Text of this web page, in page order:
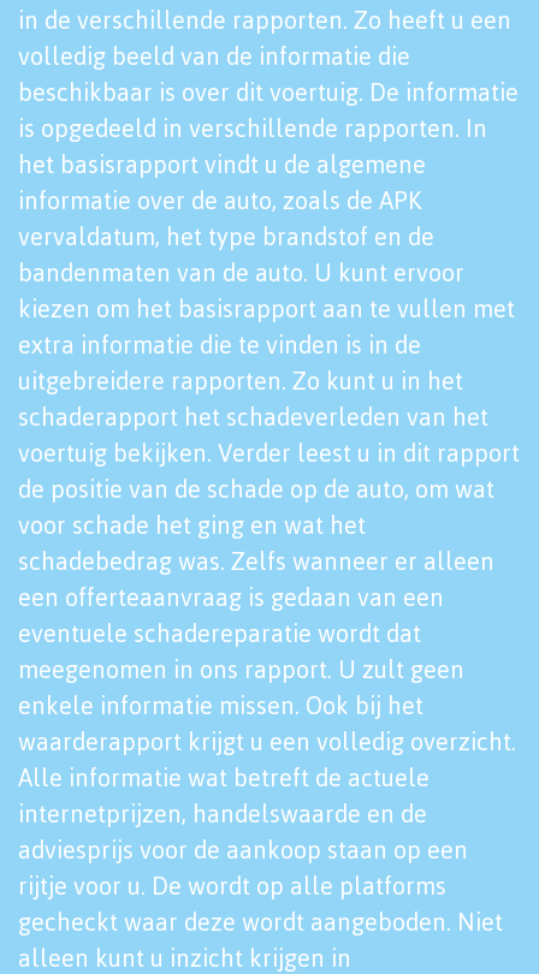
in de verschillende rapporten. Zo heeft u een
volledig beeld van de informatie die
beschikbaar is over dit voertuig. De informatie
is opgedeeld in verschillende rapporten. In
het basisrapport vindt u de algemene
informatie over de auto, zoals de APK
vervaldatum, het type brandstof en de
bandenmaten van de auto. U kunt ervoor
kiezen om het basisrapport aan te vullen met
extra informatie die te vinden is in de
uitgebreidere rapporten. Zo kunt u in het
schaderapport het schadeverleden van het
voertuig bekijken. Verder leest u in dit rapport
de positie van de schade op de auto, om wat
voor schade het ging en wat het
schadebedrag was. Zelfs wanneer er alleen
een offerteaanvraag is gedaan van een
eventuele schadereparatie wordt dat
meegenomen in ons rapport. U zult geen
enkele informatie missen. Ook bij het
waarderapport krijgt u een volledig overzicht.
Alle informatie wat betreft de actuele
internetprijzen, handelswaarde en de
adviesprijs voor de aankoop staan op een
rijtje voor u. De wordt op alle platforms
gecheckt waar deze wordt aangeboden. Niet
alleen kunt u inzicht krijgen in